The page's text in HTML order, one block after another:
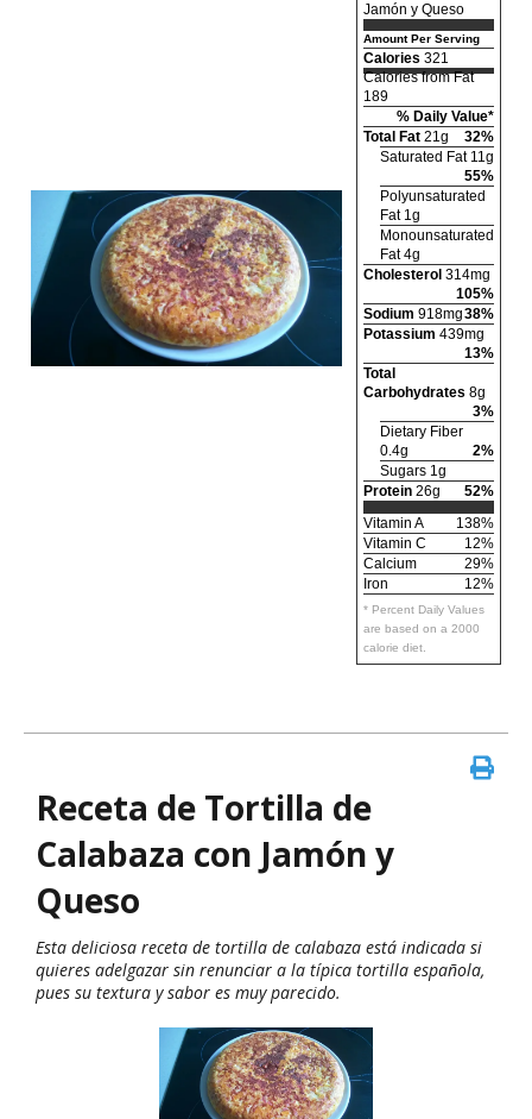
Jamón y Queso
Amount Per Serving
Calories 321
Calories from Fat
189
% Daily Value*
Total Fat 21g
32%
Saturated Fat 11g
55%
Polyunsaturated
Fat 1g
Monounsaturated
Fat 4g
Cholesterol 314mg
105%
Sodium 918mg38%
Potassium 439mg
13%
Total
Carbohydrates 8g
3%
Dietary Fiber
0.4g
2%
Sugars 1g
Protein 26g
52%
Vitamin A
138%
Vitamin C
12%
Calcium
29%
Iron
12%
* Percent Daily Values
are based on a 2000
calorie diet.
Receta de Tortilla de
Calabaza con Jamón y
Queso
Esta deliciosa receta de tortilla de calabaza está indicada si
quieres adelgazar sin renunciar a la típica tortilla española,
pues su textura y sabor es muy parecido.